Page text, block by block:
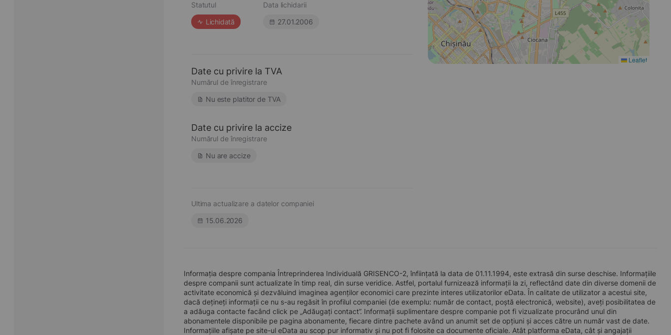
Statutul
Lichidată
Data lichidarii
27.01.2006
Date cu privire la TVA
Numărul de înregistrare
Nu este platitor de TVA
Date cu privire la accize
Numărul de înregistrare
Nu are accize
Ultima actualizare a datelor companiei
15.06.2026
Leaflet
Informația despre compania Întreprinderea Individuală GRISENCO-2, înființată la data de 01.11.1994, este extrasă din surse deschise. Informațiile
despre companii sunt actualizate în timp real, din surse veridice. Astfel, portalul furnizează informații la zi, reflectând date din diverse domenii de
activitate economică și dezvăluind imaginea agenților economici care prezinte interes utilizatorilor eData. În calitate de utilizator a acestui site,
dacă dețineți informații ce nu s-au regăsit în profilul companiei (de exemplu: număr de contact, poștă electronică, website), aveți posibilitatea de
a adăuga contacte facând click pe „Adăugați contact”. Informații suplimentare despre companie pot fi vizualizate procurând unul din
abonamentele disponibile pe pagina abonamente, fiecare dintre pachete având un anumit set de opțiuni și acces către un număr vast de date.
Informațiile afișate pe site-ul eData au scop pur informativ și nu pot fi folosite ca documente oficiale. Atât platforma eData, cât și angajații